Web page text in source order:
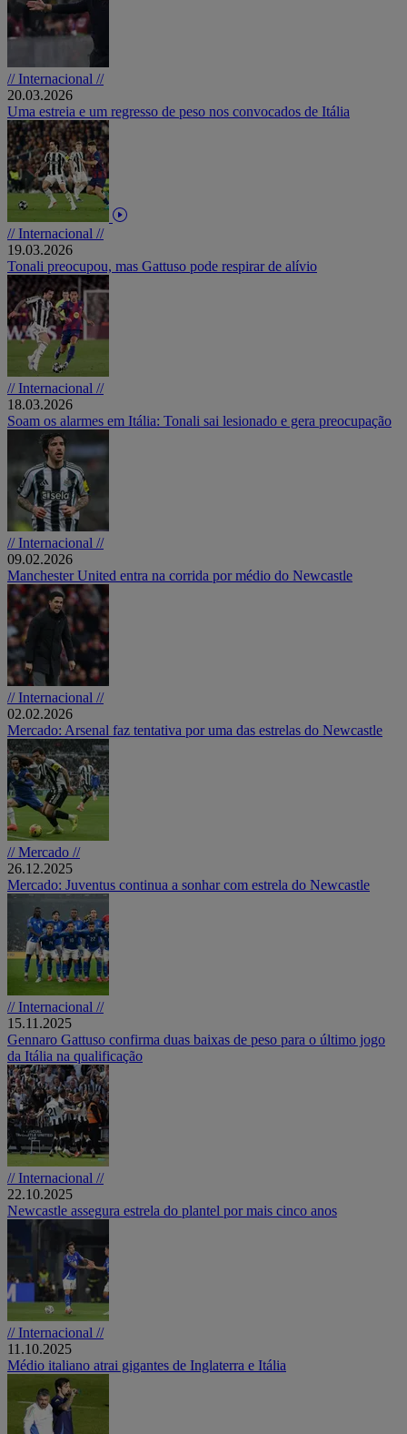
// Internacional //
20.03.2026
Uma estreia e um regresso de peso nos convocados de Itália
// Internacional //
19.03.2026
Tonali preocupou, mas Gattuso pode respirar de alívio
// Internacional //
18.03.2026
Soam os alarmes em Itália: Tonali sai lesionado e gera preocupação
// Internacional //
09.02.2026
Manchester United entra na corrida por médio do Newcastle
// Internacional //
02.02.2026
Mercado: Arsenal faz tentativa por uma das estrelas do Newcastle
// Mercado //
26.12.2025
Mercado: Juventus continua a sonhar com estrela do Newcastle
// Internacional //
15.11.2025
Gennaro Gattuso confirma duas baixas de peso para o último jogo
da Itália na qualificação
// Internacional //
22.10.2025
Newcastle assegura estrela do plantel por mais cinco anos
// Internacional //
11.10.2025
Médio italiano atrai gigantes de Inglaterra e Itália